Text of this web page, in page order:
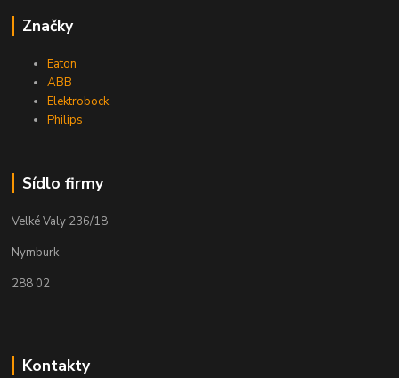
Značky
Eaton
ABB
Elektrobock
Philips
Sídlo firmy
Velké Valy 236/18
Nymburk
288 02
Kontakty